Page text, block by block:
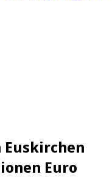
Euro